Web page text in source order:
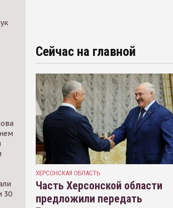
30
Сейчас на главной
ХЕРСОНСКАЯ ОБЛАСТЬ
Часть Херсонской области
предложили передать